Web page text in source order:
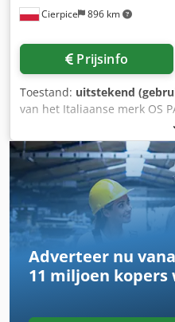
Cierpice 896 km
Prijsinfo
Toestand: uitstekend
van het Italiaanse merk OS
breedte: 16,9 m - lengte:
Houtcapaciteit per belading
Ahbeck Compleet met
automatisering,
Adverteer nu
11 miljoen kopers